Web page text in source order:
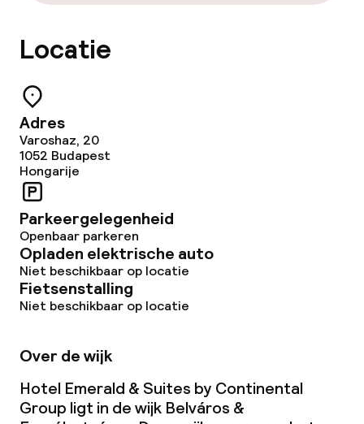
Locatie
Adres
Varoshaz, 20
1052 Budapest
Hongarije
Parkeergelegenheid
Openbaar parkeren
Opladen elektrische auto
Niet beschikbaar op locatie
Fietsenstalling
Niet beschikbaar op locatie
Over de wijk
Hotel Emerald & Suites by Continental
Group ligt in de wijk Belváros &